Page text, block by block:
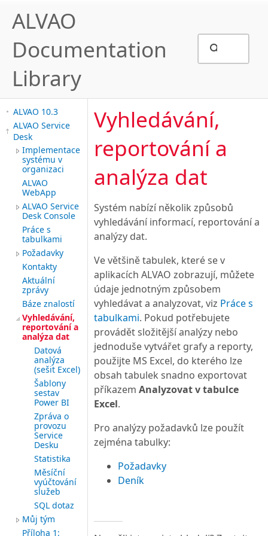
ALVAO
Documentation
Library
ALVAO 10.3
ALVAO Service
Desk
Implementace
systému v
organizaci
ALVAO
WebApp
ALVAO Service
Desk Console
Práce s
tabulkami
Požadavky
Kontakty
Aktuální
zprávy
Báze znalostí
Vyhledávání,
reportování a
analýza dat
Datová
analýza
(sešit Excel)
Šablony
sestav
Power BI
Zpráva o
provozu
Service
Desku
Statistika
Měsíční
vyúčtování
služeb
SQL dotaz
Můj tým
Příloha 1:
Vyhledávání,
reportování a
analýza dat
Systém nabízí několik způsobů
vyhledávání informací, reportování a
analýzy dat.
Ve většině tabulek, které se v
aplikacích ALVAO zobrazují, můžete
údaje jednotným způsobem
vyhledávat a analyzovat, viz Práce s
tabulkami. Pokud potřebujete
provádět složitější analýzy nebo
jednoduše vytvářet grafy a reporty,
použijte MS Excel, do kterého lze
obsah tabulek snadno exportovat
příkazem Analyzovat v tabulce
Excel.
Pro analýzy požadavků lze použít
zejména tabulky:
Požadavky
Deník